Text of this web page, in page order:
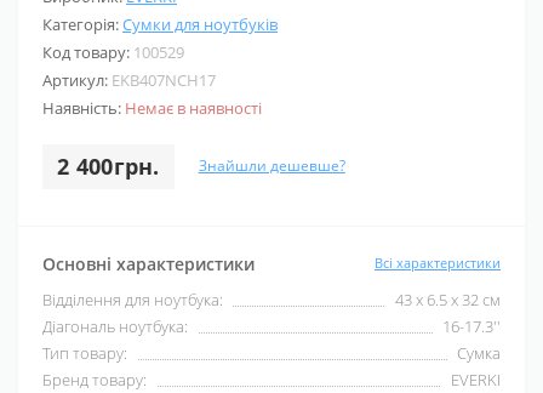
Категорія:Сумки для ноутбуків
Код товару: 100529
Артикул: EKB407NCH17
Наявність: Немає в наявності
2 400грн. Знайшли дешевше?
Основні характеристики Всі характеристики
Відділення для ноутбука:
43 x 6.5 x 32 см
Діагональ ноутбука:
16-17.3''
Тип товару:
Сумка
Бренд товару:
EVERKI